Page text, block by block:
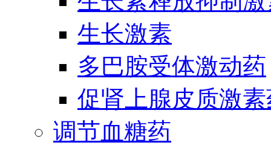
生长激素
多巴胺受体激动药
促肾上腺皮质激
调节血糖药